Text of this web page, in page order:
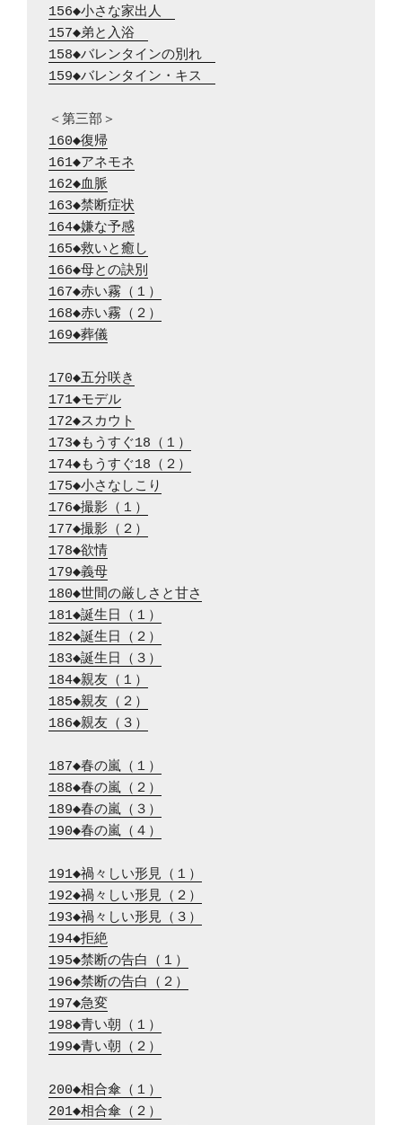
156◆小さな家出人
157◆弟と入浴
158◆バレンタインの別れ
159◆バレンタイン・キス
160◆復帰
161◆アネモネ
162◆血脈
163◆禁断症状
164◆嫌な予感
165◆救いと癒し
166◆母との訣別
167◆赤い霧（１）
168◆赤い霧（２）
169◆葬儀
170◆五分咲き
171◆モデル
172◆スカウト
173◆もうすぐ18（１）
174◆もうすぐ18（２）
175◆小さなしこり
176◆撮影（１）
177◆撮影（２）
178◆欲情
179◆義母
180◆世間の厳しさと甘さ
181◆誕生日（１）
182◆誕生日（２）
183◆誕生日（３）
184◆親友（１）
185◆親友（２）
186◆親友（３）
187◆春の嵐（１）
188◆春の嵐（２）
189◆春の嵐（３）
190◆春の嵐（４）
191◆禍々しい形見（１）
192◆禍々しい形見（２）
193◆禍々しい形見（３）
194◆拒絶
195◆禁断の告白（１）
196◆禁断の告白（２）
197◆急変
198◆青い朝（１）
199◆青い朝（２）
200◆相合傘（１）
201◆相合傘（２）